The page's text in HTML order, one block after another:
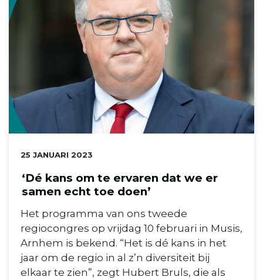
DATUM:
25 JANUARI 2023
‘Dé kans om te ervaren dat we er
samen echt toe doen’
Het programma van ons tweede
regiocongres op vrijdag 10 februari in Musis,
Arnhem is bekend. “Het is dé kans in het
jaar om de regio in al z’n diversiteit bij
elkaar te zien”, zegt Hubert Bruls, die als